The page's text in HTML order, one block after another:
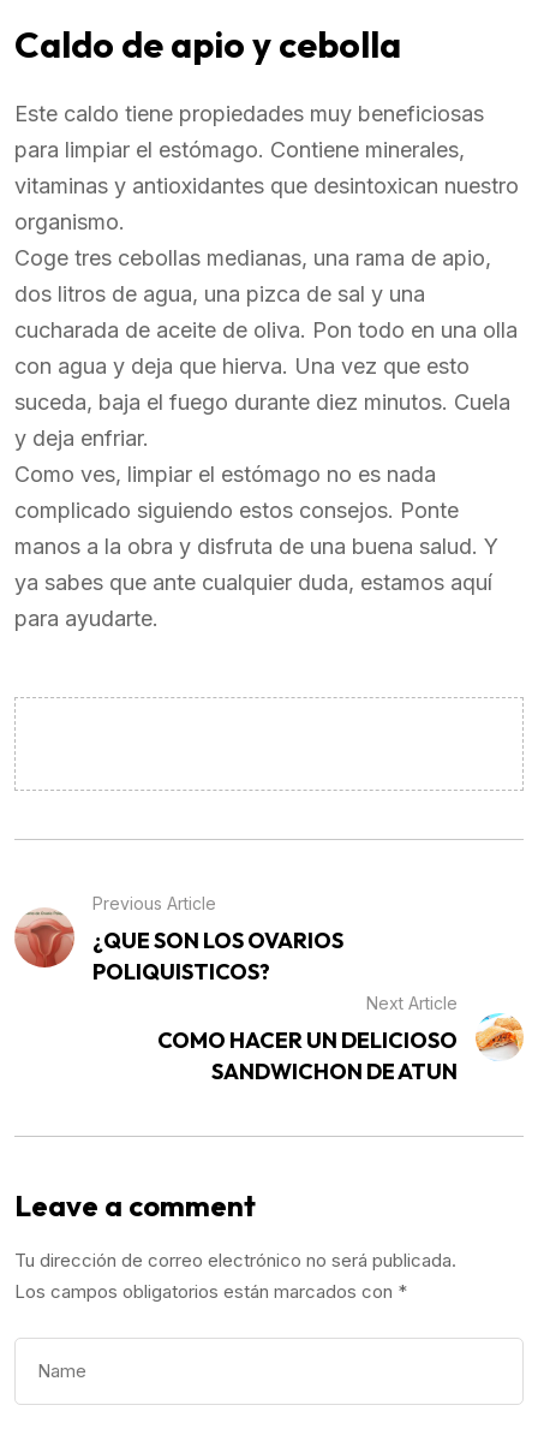
Caldo de apio y cebolla
Este caldo tiene propiedades muy beneficiosas
para limpiar el estómago. Contiene minerales,
vitaminas y antioxidantes que desintoxican nuestro
organismo.
Coge tres cebollas medianas, una rama de apio,
dos litros de agua, una pizca de sal y una
cucharada de aceite de oliva. Pon todo en una olla
con agua y deja que hierva. Una vez que esto
suceda, baja el fuego durante diez minutos. Cuela
y deja enfriar.
Como ves, limpiar el estómago no es nada
complicado siguiendo estos consejos. Ponte
manos a la obra y disfruta de una buena salud. Y
ya sabes que ante cualquier duda, estamos aquí
para ayudarte.
Previous Article
¿QUE SON LOS OVARIOS
POLIQUISTICOS?
Next Article
COMO HACER UN DELICIOSO
SANDWICHON DE ATUN
Leave a comment
Tu dirección de correo electrónico no será publicada.
Los campos obligatorios están marcados con *